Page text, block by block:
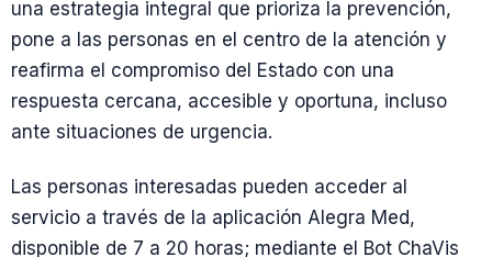
una estrategia integral que prioriza la prevención,
pone a las personas en el centro de la atención y
reafirma el compromiso del Estado con una
respuesta cercana, accesible y oportuna, incluso
ante situaciones de urgencia.
Las personas interesadas pueden acceder al
servicio a través de la aplicación Alegra Med,
disponible de 7 a 20 horas; mediante el Bot ChaVis